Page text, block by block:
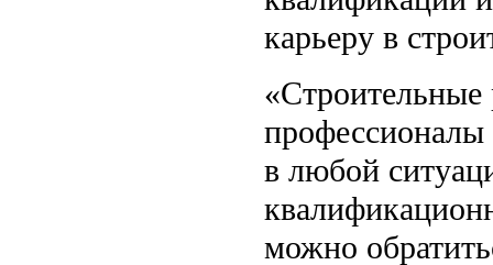
карьеру в
«Строительные
профессионалы
в любой
можно